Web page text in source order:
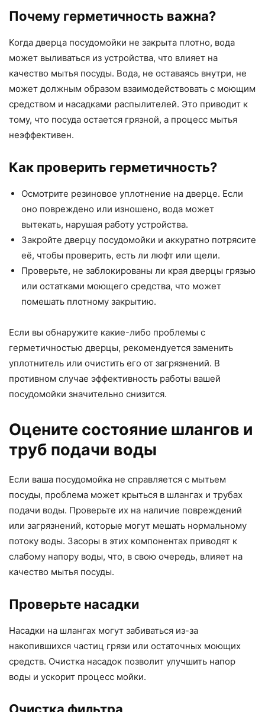
Почему герметичность важна?
Когда дверца посудомойки не закрыта плотно, вода
может выливаться из устройства, что влияет на
качество мытья посуды. Вода, не оставаясь внутри, не
может должным образом взаимодействовать с моющим
средством и насадками распылителей. Это приводит к
тому, что посуда остается грязной, а процесс мытья
неэффективен.
Как проверить герметичность?
Осмотрите резиновое уплотнение на дверце. Если
оно повреждено или изношено, вода может
вытекать, нарушая работу устройства.
Закройте дверцу посудомойки и аккуратно потрясите
её, чтобы проверить, есть ли люфт или щели.
Проверьте, не заблокированы ли края дверцы грязью
или остатками моющего средства, что может
помешать плотному закрытию.
Если вы обнаружите какие-либо проблемы с
герметичностью дверцы, рекомендуется заменить
уплотнитель или очистить его от загрязнений. В
противном случае эффективность работы вашей
посудомойки значительно снизится.
Оцените состояние шлангов и
труб подачи воды
Если ваша посудомойка не справляется с мытьем
посуды, проблема может крыться в шлангах и трубах
подачи воды. Проверьте их на наличие повреждений
или загрязнений, которые могут мешать нормальному
потоку воды. Засоры в этих компонентах приводят к
слабому напору воды, что, в свою очередь, влияет на
качество мытья посуды.
Проверьте насадки
Насадки на шлангах могут забиваться из-за
накопившихся частиц грязи или остаточных моющих
средств. Очистка насадок позволит улучшить напор
воды и ускорит процесс мойки.
Очистка фильтра